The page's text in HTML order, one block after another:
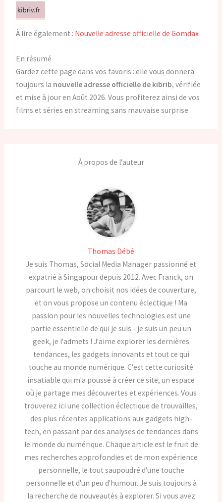
À lire également : Nouvelle adresse officielle de Gomdax
En résumé
Gardez cette page dans vos favoris : elle vous donnera
toujours la nouvelle adresse officielle de kibrib, vérifiée
et mise à jour en Août 2026. Vous profiterez ainsi de vos
films et séries en streaming sans mauvaise surprise.
À propos de l'auteur
Thomas Débé
Je suis Thomas, Social Media Manager passionné et
expatrié à Singapour depuis 2012. Avec Franck, on
parcourt le web, on choisit nos idées de couverture,
et on vous propose un contenu éclectique ! Ma
passion pour les nouvelles technologies est une
partie essentielle de qui je suis - je suis un peu un
geek, je l'admets ! J'aime explorer les dernières
tendances, les gadgets innovants et tout ce qui
touche au monde numérique. C'est cette curiosité
insatiable qui m'a poussé à créer ce site, un espace
où je partage mes découvertes et expériences. Vous
trouverez ici une collection éclectique de trouvailles,
des plus récentes applications aux gadgets high-
tech, en passant par des analyses de tendances dans
le monde du numérique. Chaque article est le fruit de
mes recherches approfondies et de mon expérience
personnelle, le tout saupoudré d'une touche
personnelle et d'un peu d'humour. Je suis toujours à
la recherche de nouveautés à explorer. Si vous avez